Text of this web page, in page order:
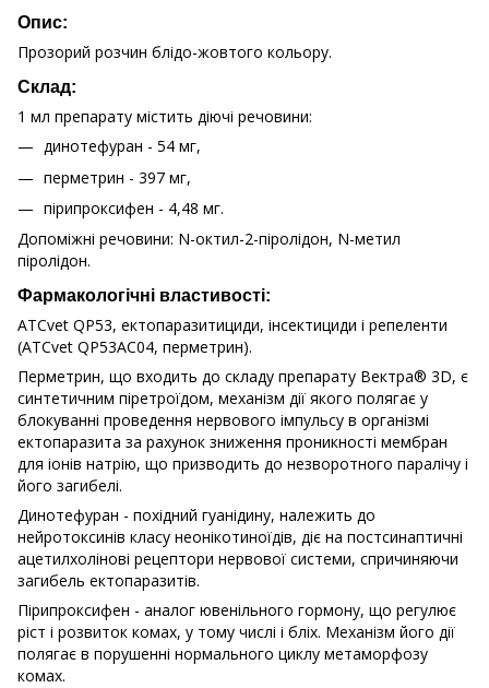
Опис:
Прозорий розчин блідо-жовтого кольору.
Склад:
1 мл препарату містить діючі речовини:
динотефуран - 54 мг,
перметрин - 397 мг,
пірипроксифен - 4,48 мг.
Допоміжні речовини: N-октил-2-піролідон, N-метил
піролідон.
Фармакологічні властивості:
АTCvet QP53, ектопаразитициди, інсектициди і репеленти
(ATCvet QP53АС04, перметрин).
Перметрин, що входить до складу препарату Вектра® 3D, є
синтетичним піретроїдом, механізм дії якого полягає у
блокуванні проведення нервового імпульсу в організмі
ектопаразита за рахунок зниження проникності мембран
для іонів натрію, що призводить до незворотного паралічу і
його загибелі.
Динотефуран - похідний гуанідину, належить до
нейротоксинів класу неонікотиноїдів, діє на постсинаптичні
ацетилхолінові рецептори нервової системи, спричиняючи
загибель ектопаразитів.
Пірипроксифен - аналог ювенільного гормону, що регулює
ріст і розвиток комах, у тому числі і бліх. Механізм його дії
полягає в порушенні нормального циклу метаморфозу
комах.